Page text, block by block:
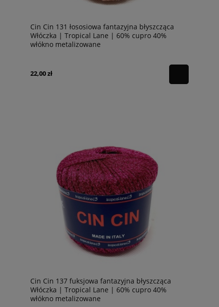
Cin Cin 131 łososiowa fantazyjna błyszcząca
Włóczka | Tropical Lane | 60% cupro 40%
włókno metalizowane
22,00 zł
Cin Cin 137 fuksjowa fantazyjna błyszcząca
Włóczka | Tropical Lane | 60% cupro 40%
włókno metalizowane